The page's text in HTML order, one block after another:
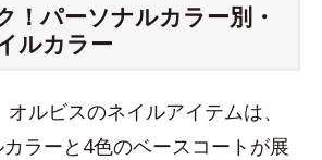
！パーソナルカラー別・
ルカラー
ルビスのネイルアイテムは、
ラーと4色のベースコートが展